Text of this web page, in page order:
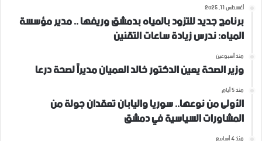
أغسطس 11, 2025
برنامج جديد للتزود بالمياه بدمشق وريفها .. مدير مؤسسة
المياه: ندرس زيادة ساعات التقنين
منذ أسبوعين
وزير الصحة يعين الدكتور خالد العميان مديراً لصحة درعا
منذ 5 أيام
الأولى من نوعها.. سوريا واليابان تعقدان جولة من
المشاورات السياسية في دمشق